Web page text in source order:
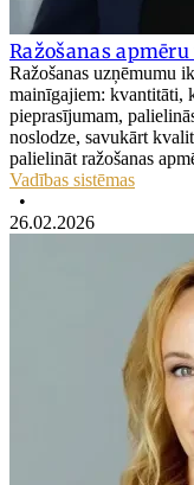
Ražošanas
Ražošanas uzņēmumu
mainīgajiem: kvantitāti,
pieprasījumam,
noslodze, savukārt
palielināt ražošanas
Vadības sistēmas
•
26.02.2026